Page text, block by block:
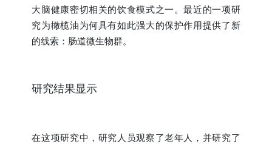
大脑健康密切相关的饮食模式之一。最近的一项研
究为橄榄油为何具有如此强大的保护作用提供了新
的线索：肠道微生物群。
研究结果显示
在这项研究中，研究人员观察了老年人，并研究了